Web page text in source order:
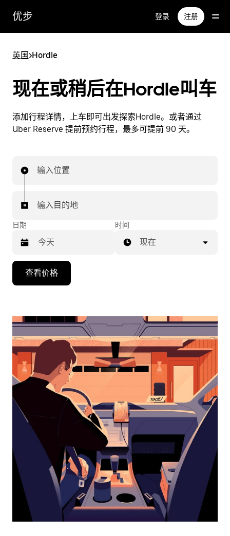
优步 登录 注册
英国>Hordle
现在或稍后在Hordle叫车
添加行程详情，上车即可出发探索Hordle。或者通过
Uber Reserve 提前预约行程，最多可提前 90 天。
输入位置
输入目的地
日期
向
头
浏
日
并
期。
按
退
时间
现在
查看价格